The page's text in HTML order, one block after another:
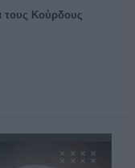
τους Κούρδους